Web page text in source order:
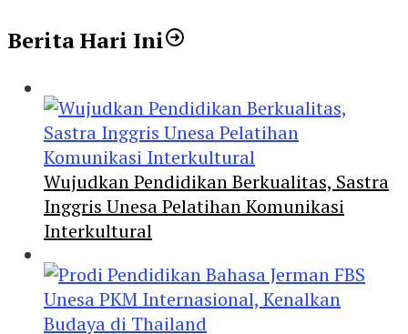
Berita Hari Ini
Wujudkan Pendidikan Berkualitas, Sastra
Inggris Unesa Pelatihan Komunikasi
Interkultural